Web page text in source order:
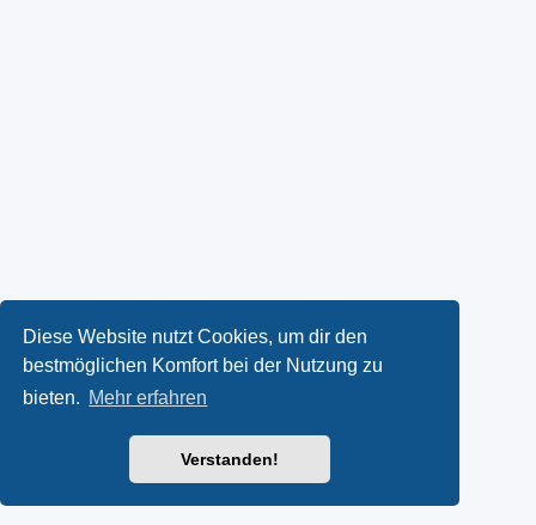
Diese Website nutzt Cookies, um dir den
bestmöglichen Komfort bei der Nutzung zu
bieten. Mehr erfahren
Verstanden!